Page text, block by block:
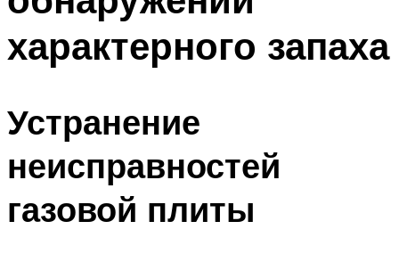
характерного запаха
Устранение
неисправностей
газовой плиты